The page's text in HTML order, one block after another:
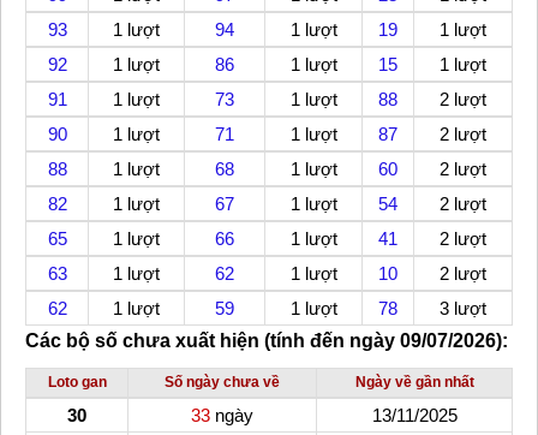
93
1 lượt 94 1 lượt 19
1 lượt
92
1 lượt 86 1 lượt 15
1 lượt
91
1 lượt 73 1 lượt 88
2 lượt
90
1 lượt 71 1 lượt 87
2 lượt
88
1 lượt 68 1 lượt 60
2 lượt
82
1 lượt 67 1 lượt 54
2 lượt
65
1 lượt 66 1 lượt 41
2 lượt
63
1 lượt 62 1 lượt 10
2 lượt
62
1 lượt 59 1 lượt 78
3 lượt
Các bộ số chưa xuất hiện (tính đến ngày 09/07/2026):
Loto gan Số ngày chưa về Ngày về gần nhất
30 33 ngày
13/11/2025